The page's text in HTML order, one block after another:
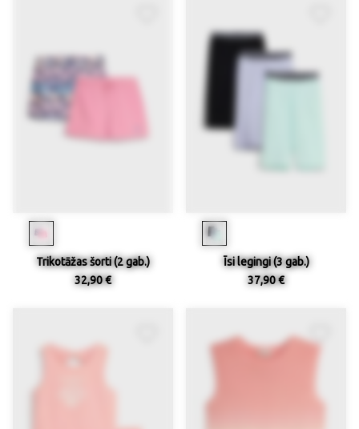
Trikotāžas šorti (2 gab.)
32,90 €
Īsi legingi (3 gab.)
37,90 €